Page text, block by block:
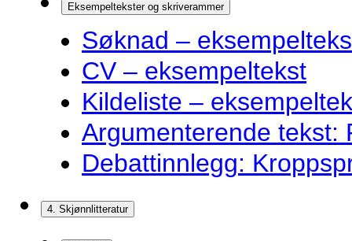
Eksempeltekster og skriverammer
Søknad –
CV – eksempeltekst
Kildeliste –
Argumenterende tekst:
Debattinnlegg:
4. Skjønnlitteratur